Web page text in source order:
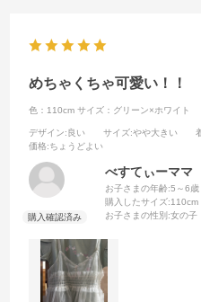
めちゃくちゃ可愛い！！
色：110cm サイズ：グリーン×ホワイト
デザイン:良い サイズ:やや大きい
価格:ちょうどよい
べすてぃーママ
お子さまの年齢:5～6歳
購入したサイズ:110cm
お子さまの性別:女の子